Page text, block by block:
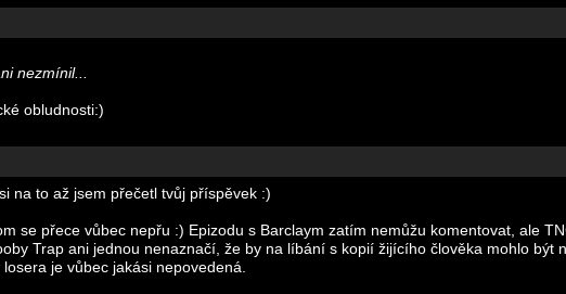
nezmínil...
obludnosti:)
na to až jsem přečetl tvůj příspěvek :)
se přece vůbec nepřu :) Epizodu s Barclaym zatím nemůžu komentovat, ale
Trap ani jednou nenaznačí, že by na líbání s kopií žijícího člověka mohlo být
je vůbec jakási nepovedená.